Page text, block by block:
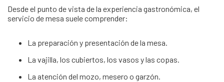
Desde el punto de vista de la experiencia gastronómica, el
servicio de mesa suele comprender:
La preparación y presentación de la mesa.
La vajilla, los cubiertos, los vasos y las copas.
La atención del mozo, mesero o garzón.